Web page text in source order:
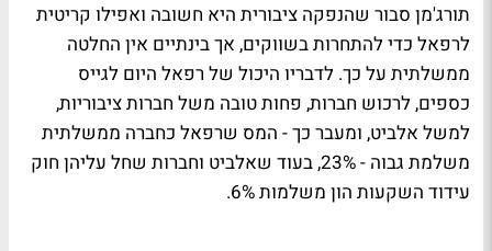
תורג'מן סבור שהנפקה ציבורית היא חשובה ואפילו קריטית
לרפאל כדי להתחרות בשווקים, אך בינתיים אין החלטה
ממשלתית על כך. לדבריו היכול של רפאל היום לגייס
כספים, לרכוש חברות, פחות טובה משל חברות ציבוריות,
למשל אלביט, ומעבר כך - המס שרפאל כחברה ממשלתית
משלמת גבוה - 23%, בעוד שאלביט וחברות שחל עליהן חוק
עידוד השקעות הון משלמות 6%.